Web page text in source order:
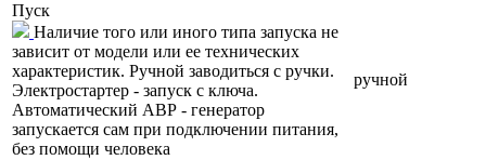
Пуск
Наличие того или иного типа запуска не
зависит от модели или ее технических
характеристик. Ручной заводиться с ручки.
Электростартер - запуск с ключа.
Автоматический АВР - генератор
запускается сам при подключении питания,
без помощи человека
ручной